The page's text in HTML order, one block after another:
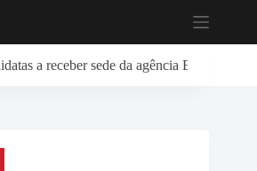
a receber sede da agência EMA